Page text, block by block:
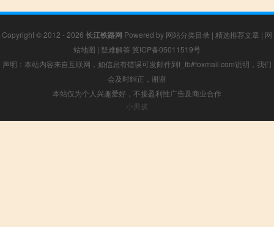
Copyright © 2012 - 2026 长江铁路网 Powered by 网站分类目录 | 精选推荐文章 | 网
站地图 | 疑难解答 冀ICP备05011519号
声明：本站内容来自互联网，如信息有错误可发邮件到f_fb#foxmail.com说明，我们
会及时纠正，谢谢
本站仅为个人兴趣爱好，不接盈利性广告及商业合作
小男孩